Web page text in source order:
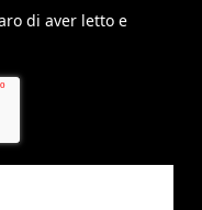
di aver letto e